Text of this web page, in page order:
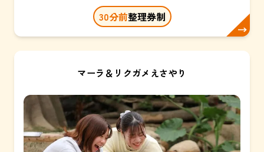
30分前整理券制
マーラ＆リクガメえさやり